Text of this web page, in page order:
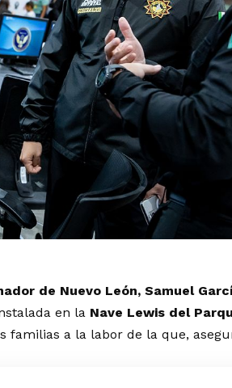
de Nuevo León, Samuel
en la Nave Lewis del
familias a la labor de la que,